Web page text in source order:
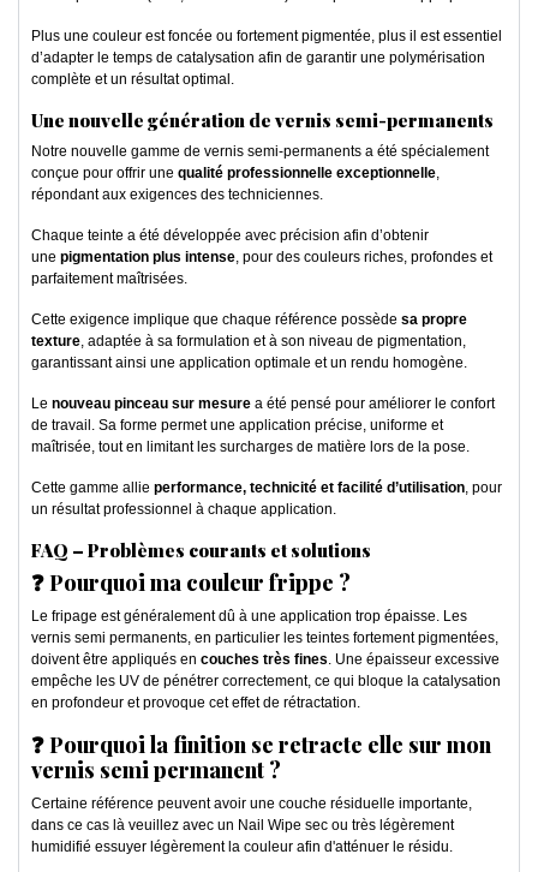
Plus une couleur est foncée ou fortement pigmentée, plus il est essentiel
d’adapter le temps de catalysation afin de garantir une polymérisation
complète et un résultat optimal.
Une nouvelle génération de vernis semi-permanents
Notre nouvelle gamme de vernis semi-permanents a été spécialement
conçue pour offrir une qualité professionnelle exceptionnelle,
répondant aux exigences des techniciennes.
Chaque teinte a été développée avec précision afin d’obtenir
une pigmentation plus intense, pour des couleurs riches, profondes et
parfaitement maîtrisées.
Cette exigence implique que chaque référence possède sa propre
texture, adaptée à sa formulation et à son niveau de pigmentation,
garantissant ainsi une application optimale et un rendu homogène.
Le nouveau pinceau sur mesure a été pensé pour améliorer le confort
de travail. Sa forme permet une application précise, uniforme et
maîtrisée, tout en limitant les surcharges de matière lors de la pose.
Cette gamme allie performance, technicité et facilité d’utilisation, pour
un résultat professionnel à chaque application.
FAQ – Problèmes courants et solutions
❓ Pourquoi ma couleur frippe ?
Le fripage est généralement dû à une application trop épaisse. Les
vernis semi permanents, en particulier les teintes fortement pigmentées,
doivent être appliqués en couches très fines. Une épaisseur excessive
empêche les UV de pénétrer correctement, ce qui bloque la catalysation
en profondeur et provoque cet effet de rétractation.
❓ Pourquoi la finition se retracte elle sur mon
vernis semi permanent ?
Certaine référence peuvent avoir une couche résiduelle importante,
dans ce cas là veuillez avec un Nail Wipe sec ou très légèrement
humidifié essuyer légèrement la couleur afin d'atténuer le résidu.